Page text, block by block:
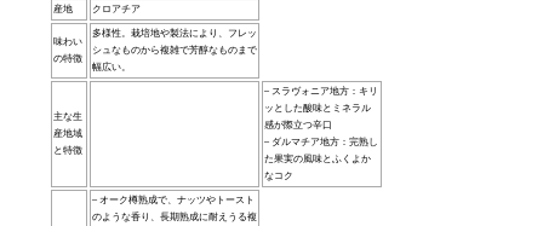
産地 クロアチア
味わい
の特徴
多様性。栽培地や製法により、フレッ
シュなものから複雑で芳醇なものまで
幅広い。
主な生
産地域
と特徴
– スラヴォニア地方：キリ
ッとした酸味とミネラル
感が際立つ辛口
– ダルマチア地方：完熟し
た果実の風味とふくよか
なコク
– オーク樽熟成で、ナッツやトースト
のような香り、長期熟成に耐えうる複